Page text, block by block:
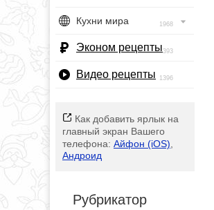
Кухни мира 1968
Эконом рецепты393
Видео рецепты 1396
Как добавить ярлык на
главный экран Вашего
телефона: Айфон (iOS)
Андроид
Рубрикатор